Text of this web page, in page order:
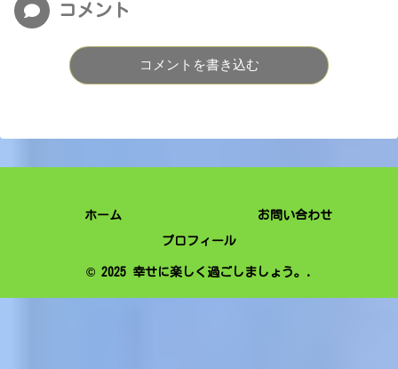
コメント
コメントを書き込む
ホーム お問い合わせ
プロフィール
© 2025 幸せに楽しく過ごしましょう。.